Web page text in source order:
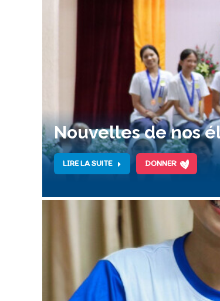
Nouvelles de nos
LIRE LA SUITE DONNER